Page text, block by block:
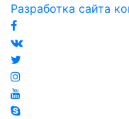
Разработка сайта